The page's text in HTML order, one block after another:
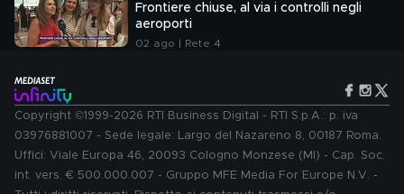
Frontiere chiuse, al via i controlli negli
aeroporti
02 ago | Rete 4
Copyright ©1999-2026 RTI Business Digital - RTI S.p.A.: p. iva
03976881007 - Sede legale: Largo del Nazareno 8, 00187 Roma.
Uffici: Viale Europa 46, 20093 Cologno Monzese (MI) - Cap. Soc.
int. vers. € 500.000.007 - Gruppo MFE Media For Europe N.V. -